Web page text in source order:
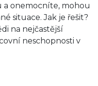
onemocníte, mohou
situace. Jak je řešit?
na nejčastější
neschopnosti v